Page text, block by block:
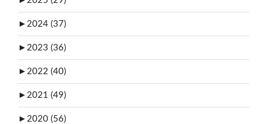
► 2024 (37)
► 2023 (36)
► 2022 (40)
► 2021 (49)
► 2020 (56)